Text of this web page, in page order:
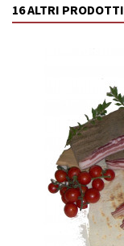
16 ALTRI